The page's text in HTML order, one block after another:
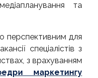
та
перспективним для
спеціалістів з
з врахуванням
маркетингу